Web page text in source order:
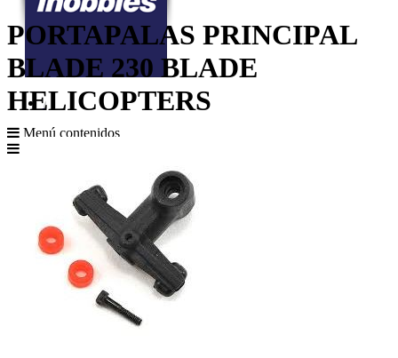
Menú contenidos
PORTAPALAS PRINCIPAL
BLADE 230 BLADE
HELICOPTERS